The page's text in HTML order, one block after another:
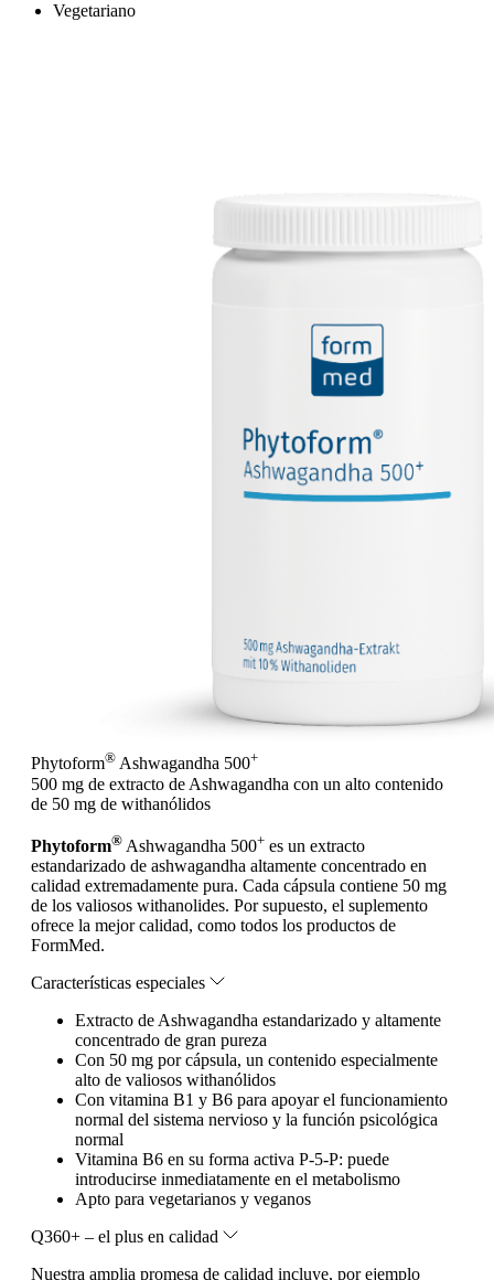
Vegetariano
Phytoform® Ashwagandha 500+
500 mg de extracto de Ashwagandha con un alto contenido
de 50 mg de withanólidos
Phytoform® Ashwagandha 500+ es un extracto
estandarizado de ashwagandha altamente concentrado en
calidad extremadamente pura. Cada cápsula contiene 50 mg
de los valiosos withanolides. Por supuesto, el suplemento
ofrece la mejor calidad, como todos los productos de
FormMed.
Características especiales
Extracto de Ashwagandha estandarizado y altamente
concentrado de gran pureza
Con 50 mg por cápsula, un contenido especialmente
alto de valiosos withanólidos
Con vitamina B1 y B6 para apoyar el funcionamiento
normal del sistema nervioso y la función psicológica
normal
Vitamina B6 en su forma activa P-5-P: puede
introducirse inmediatamente en el metabolismo
Apto para vegetarianos y veganos
Q360+ – el plus en calidad
Nuestra amplia promesa de calidad incluye, por ejemplo